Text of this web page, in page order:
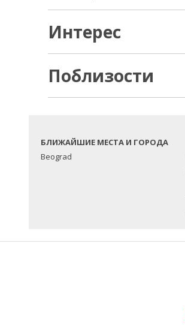
Интерес
Поблизости
БЛИЖАЙШИЕ МЕСТА И ГОРОДА
Beograd